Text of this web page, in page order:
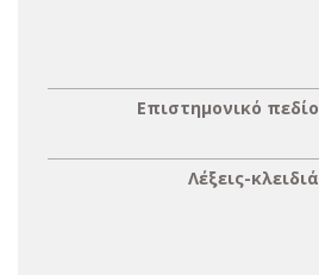
Επιστημονικό πεδίο
Λέξεις-κλειδιά